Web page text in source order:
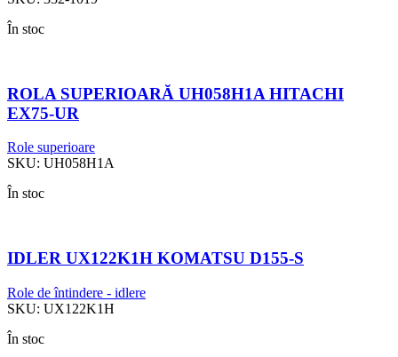
În stoc
ROLA SUPERIOARĂ UH058H1A HITACHI
EX75-UR
Role superioare
SKU: UH058H1A
În stoc
IDLER UX122K1H KOMATSU D155-S
Role de întindere - idlere
SKU: UX122K1H
În stoc